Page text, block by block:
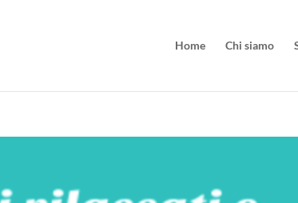
Home Chi siamo